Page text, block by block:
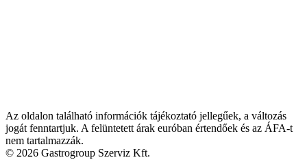
Az oldalon található információk tájékoztató jellegűek, a változás
jogát fenntartjuk. A felüntetett árak euróban értendőek és az ÁFA-t
nem tartalmazzák.
© 2026 Gastrogroup Szerviz Kft.